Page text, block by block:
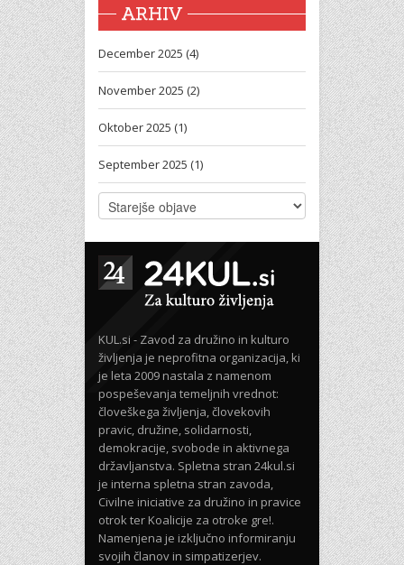
ARHIV
December 2025 (4)
November 2025 (2)
Oktober 2025 (1)
September 2025 (1)
KUL.si - Zavod za družino in kulturo
življenja je neprofitna organizacija, ki
je leta 2009 nastala z namenom
pospeševanja temeljnih vrednot:
človeškega življenja, človekovih
pravic, družine, solidarnosti,
demokracije, svobode in aktivnega
državljanstva. Spletna stran 24kul.si
je interna spletna stran zavoda,
Civilne iniciative za družino in pravice
otrok ter Koalicije za otroke gre!.
Namenjena je izključno informiranju
svojih članov in simpatizerjev.